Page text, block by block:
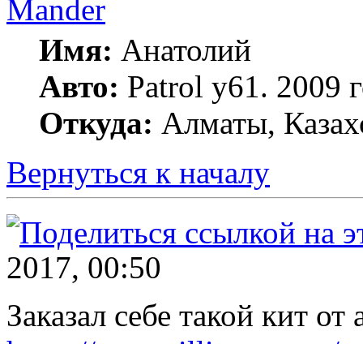
Mander
Имя: Анатолий
Авто: Patrol y61.
Откуда: Алматы,
Вернуться к началу
2017, 00:50
Заказал себе такой кит от